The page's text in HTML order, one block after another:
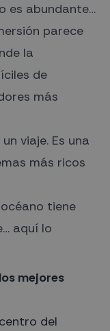
es abundante…
parece
la
de
más
viaje. Es una
más ricos
tiene
aquí lo
mejores
del